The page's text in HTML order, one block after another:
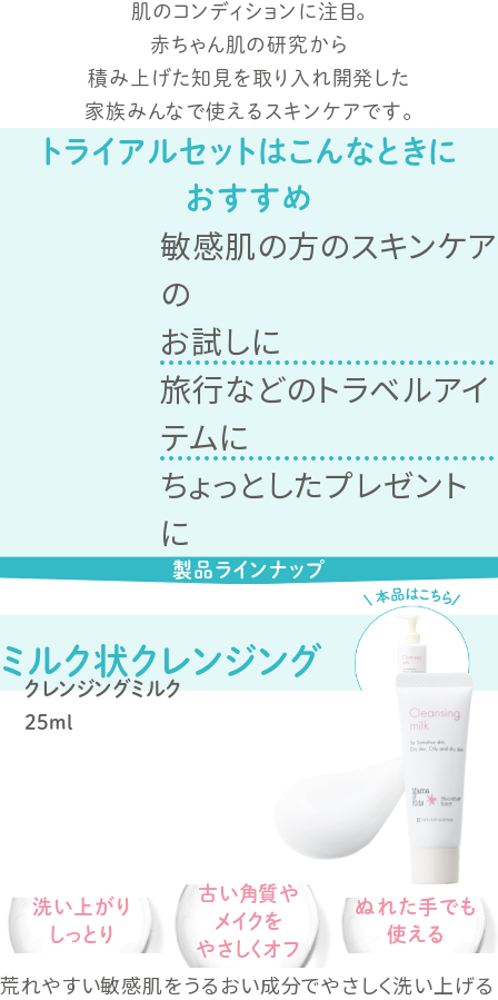
肌のコンディションに注目。
赤ちゃん肌の研究から
積み上げた知見を取り入れ開発した
家族みんなで使えるスキンケアです。
トライアルセットはこんなときに
おすすめ
敏感肌の方のスキンケア
の
お試しに
旅行などのトラベルアイ
テムに
ちょっとしたプレゼント
に
製品ラインナップ
ミルク状クレンジング
クレンジングミルク
25ml
洗い上がり
しっとり
古い角質や
メイクを
やさしくオフ
ぬれた手でも
使える
荒れやすい敏感肌をうるおい成分でやさしく洗い上げる